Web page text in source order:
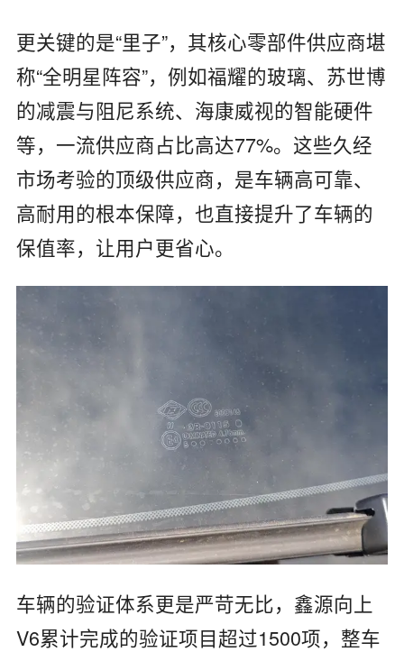
更关键的是“里子”，其‌核心零部件供应商堪
称“全明星阵容”‌，例如福耀的玻璃、苏世博
的‌减震与阻尼系统、海康威视的智能硬件
等，‌一流供应商占比高达77%‌。这些久经
市场考验的顶级供应商，是车辆高可靠、
高耐用的根本保障，也直接提升了车辆的
保值率，让用户更省心。
车辆的验证体系更是严苛无比，鑫源向上
V6累计完成的‌验证项目超过1500项‌，整车